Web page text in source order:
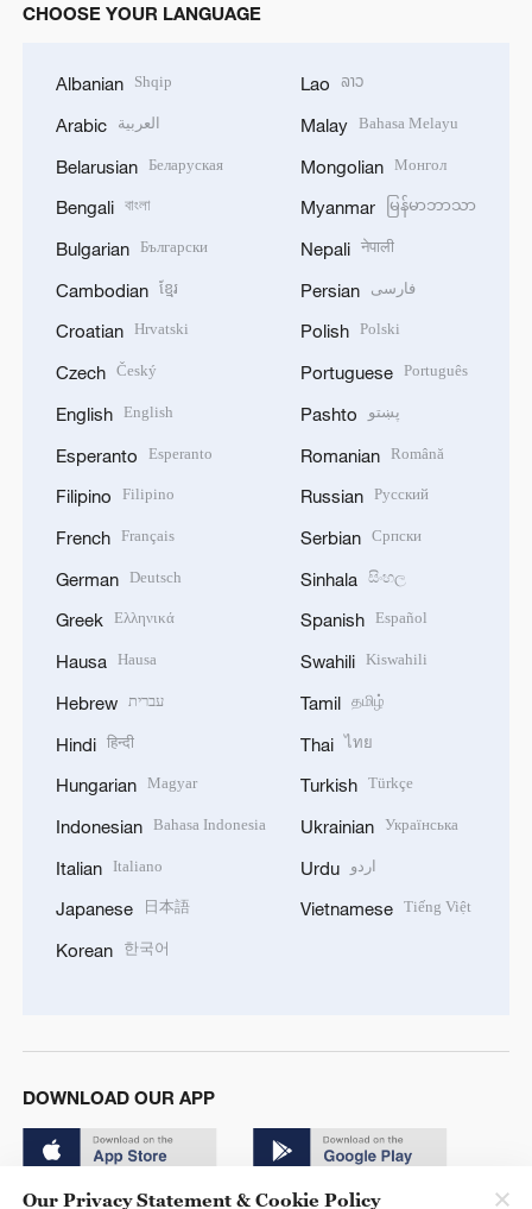
CHOOSE YOUR LANGUAGE
Albanian Shqip
Arabic العربية
Belarusian Беларуская
Bengali বাংলা
Bulgarian Български
Cambodian ខ្មែរ
Croatian Hrvatski
Czech Český
English English
Esperanto Esperanto
Filipino Filipino
French Français
German Deutsch
Greek Ελληνικά
Hausa Hausa
Hebrew עברית
Hindi हिन्दी
Hungarian Magyar
Indonesian Bahasa Indonesia
Italian Italiano
Japanese 日本語
Korean 한국어
Lao ລາວ
Malay Bahasa Melayu
Mongolian Монгол
Myanmar မြန်မာဘာသာ
Nepali नेपाली
Persian فارسی
Polish Polski
Portuguese Português
Pashto پښتو
Romanian Română
Russian Русский
Serbian Српски
Sinhala සිංහල
Spanish Español
Swahili Kiswahili
Tamil தமிழ்
Thai ไทย
Turkish Türkçe
Ukrainian Українська
Urdu اردو
Vietnamese Tiếng Việt
DOWNLOAD OUR APP
Our Privacy Statement & Cookie Policy